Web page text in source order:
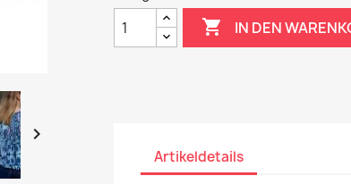

 IN DEN
Artikeldetails